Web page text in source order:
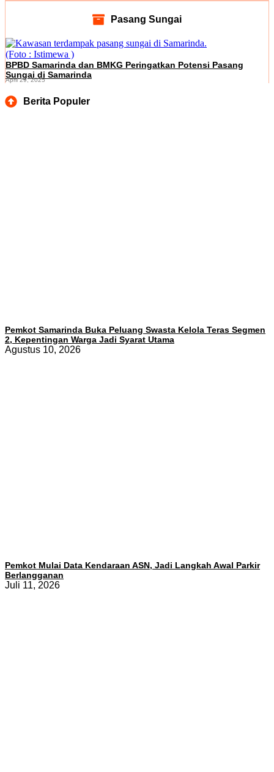
Pasang Sungai
BPBD Samarinda dan BMKG Peringatkan Potensi Pasang
Sungai di Samarinda
April 29, 2025
Berita Populer
Pemkot Samarinda Buka Peluang Swasta Kelola Teras Segmen
2, Kepentingan Warga Jadi Syarat Utama
Agustus 10, 2026
Pemkot Mulai Data Kendaraan ASN, Jadi Langkah Awal Parkir
Berlangganan
Juli 11, 2026